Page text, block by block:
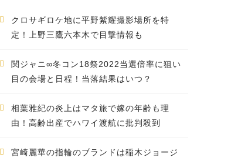
クロサギロケ地に平野紫耀撮影場所を特
定！上野三鷹六本木で目撃情報も
関ジャニ∞冬コン18祭2022当選倍率に狙い
目の会場と日程！当落結果はいつ？
相葉雅紀の炎上はマタ旅で嫁の年齢も理
由！高齢出産でハワイ渡航に批判殺到
宮崎麗華の指輪のブランドは稲木ジョージ